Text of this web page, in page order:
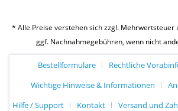
* Alle Preise verstehen sich zzgl. Mehrwertsteuer
ggf. Nachnahmegebühren, wenn nicht
Bestellformulare
Rechtliche
Wichtige Hinweise & Informationen
Hilfe / Support
Kontakt
Versand und